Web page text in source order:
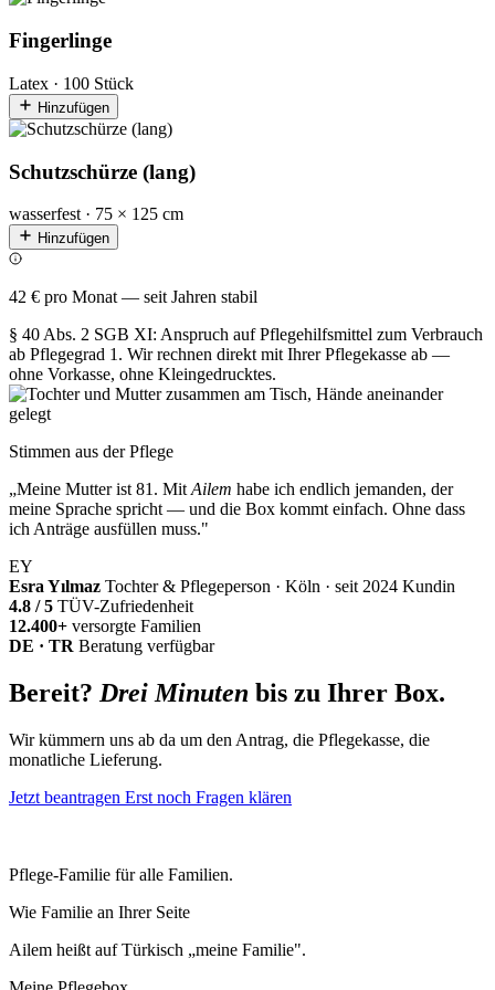
Fingerlinge
Latex · 100 Stück
Hinzufügen
Schutzschürze (lang)
wasserfest · 75 × 125 cm
Hinzufügen
42 € pro Monat — seit Jahren stabil
§ 40 Abs. 2 SGB XI: Anspruch auf Pflegehilfsmittel zum Verbrauch
ab Pflegegrad 1. Wir rechnen direkt mit Ihrer Pflegekasse ab —
ohne Vorkasse, ohne Kleingedrucktes.
Stimmen aus der Pflege
„Meine Mutter ist 81. Mit Ailem habe ich endlich jemanden, der
meine Sprache spricht — und die Box kommt einfach. Ohne dass
ich Anträge ausfüllen muss."
EY
Esra Yılmaz Tochter & Pflegeperson · Köln · seit 2024 Kundin
4.8 / 5 TÜV-Zufriedenheit
12.400+ versorgte Familien
DE · TR Beratung verfügbar
Bereit? Drei Minuten bis zu Ihrer Box.
Wir kümmern uns ab da um den Antrag, die Pflegekasse, die
monatliche Lieferung.
Jetzt beantragen Erst noch Fragen klären
Pflege-Familie für alle Familien.
Wie Familie an Ihrer Seite
Ailem heißt auf Türkisch „meine Familie".